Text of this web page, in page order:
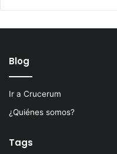
Blog
Ir a Crucerum
¿Quiénes somos?
Tags